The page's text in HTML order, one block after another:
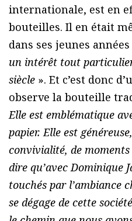
internationale, est en
bouteilles. Il en était
dans ses jeunes
un intérêt tout
siècle ». Et c’est donc
observe la bouteille
Elle est emblématique
papier. Elle est
convivialité, de
dire qu’avec Dominique
touchés par l’ambiance
se dégage de cette